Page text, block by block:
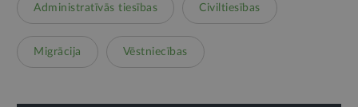
Administratīvās tiesības Civiltiesības
Migrācija Vēstniecības